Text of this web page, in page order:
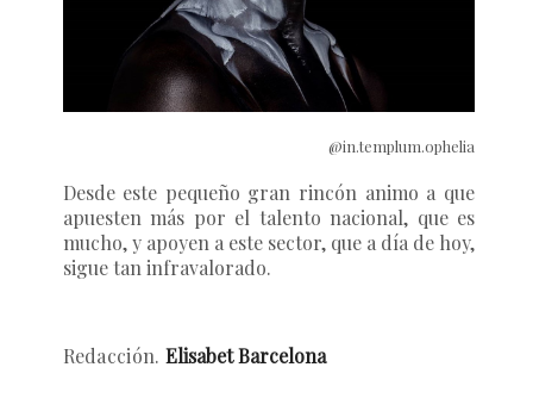
@in.templum.ophelia
Desde este pequeño gran rincón animo a que
apuesten más por el talento nacional, que es
mucho, y apoyen a este sector, que a día de hoy,
sigue tan infravalorado.
Redacción. Elisabet Barcelona